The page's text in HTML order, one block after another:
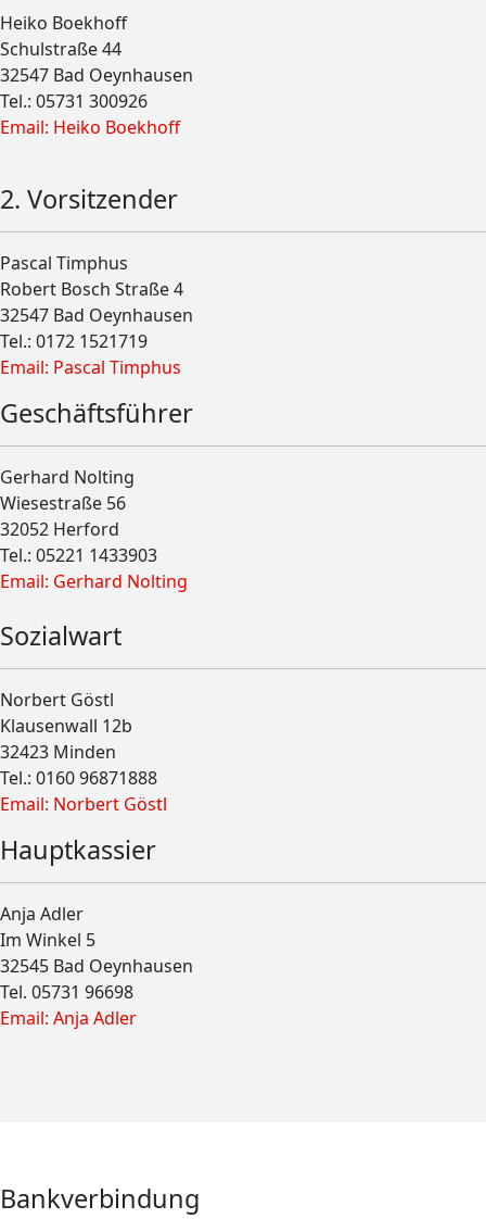
Heiko Boekhoff
Schulstraße 44
32547 Bad Oeynhausen
Tel.: 05731 300926
Email: Heiko Boekhoff
2. Vorsitzender
Pascal Timphus
Robert Bosch Straße 4
32547 Bad Oeynhausen
Tel.: 0172 1521719
Email: Pascal Timphus
Geschäftsführer
Gerhard Nolting
Wiesestraße 56
32052 Herford
Tel.: 05221 1433903
Email: Gerhard Nolting
Sozialwart
Norbert Göstl
Klausenwall 12b
32423 Minden
Tel.: 0160 96871888
Email: Norbert Göstl
Hauptkassier
Anja Adler
Im Winkel 5
32545 Bad Oeynhausen
Tel. 05731 96698
Email: Anja Adler
Bankverbindung